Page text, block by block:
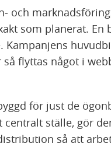
och
som planerat.
Kampanjens
flyttas något i
för just de
centralt ställe, gör
så att